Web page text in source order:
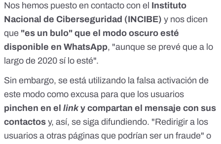
Nos hemos puesto en contacto con el Instituto
Nacional de Ciberseguridad (INCIBE) y nos dicen
que "es un bulo" que el modo oscuro esté
disponible en WhatsApp, "aunque se prevé que a lo
largo de 2020 sí lo esté".
Sin embargo, se está utilizando la falsa activación de
este modo como excusa para que los usuarios
pinchen en el linky compartan el mensaje con sus
contactos y, así, se siga difundiendo. "Redirigir a los
usuarios a otras páginas que podrían ser un fraude" o